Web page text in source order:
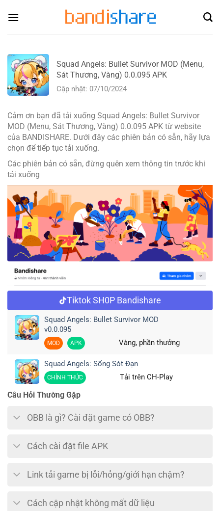
Squad Angels: Bullet Survivor MOD (Menu,
Sát Thương, Vàng) 0.0.095 APK
Cập nhật: 07/10/2024
Cảm ơn bạn đã tải xuống Squad Angels: Bullet Survivor
MOD (Menu, Sát Thương, Vàng) 0.0.095 APK từ website
của BANDISHARE. Dưới đây các phiên bản có sẵn, hãy lựa
chọn để tiếp tục tải xuống.
Các phiên bản có sẵn, đừng quên xem thông tin trước khi
tải xuống
Tiktok SH0P Bandishare
Squad Angels: Bullet Survivor MOD
v0.0.095
MOD APK Vàng, phần thưởng
Squad Angels: Sống Sót Đạn
CHÍNH THỨC Tải trên CH-Play
Câu Hỏi Thường Gặp
OBB là gì? Cài đặt game có OBB?
Cách cài đặt file APK
Link tải game bị lỗi/hỏng/giới hạn chậm?
Cách cập nhật không mất dữ liệu